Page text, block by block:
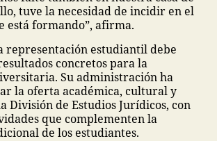
tuve la necesidad de incidir en el
está formando”, afirma.
representación estudiantil debe
concretos para la
Su administración ha
la oferta académica, cultural y
División de Estudios Jurídicos, con
que complementen la
de los estudiantes.